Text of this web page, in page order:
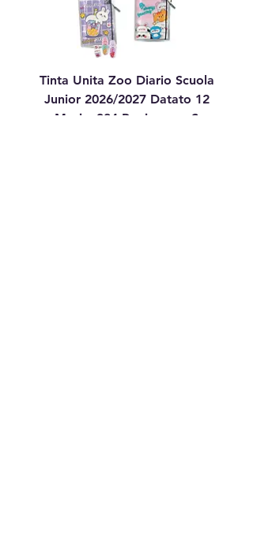
Tinta Unita Zoo Diario Scuola
Junior 2026/2027 Datato 12
Mesi – 384 Pagine con S